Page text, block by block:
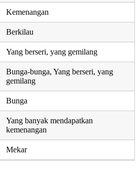
Kemenangan
Berkilau
Yang berseri, yang gemilang
Bunga-bunga, Yang berseri, yang
gemilang
Bunga
Yang banyak mendapatkan
kemenangan
Mekar